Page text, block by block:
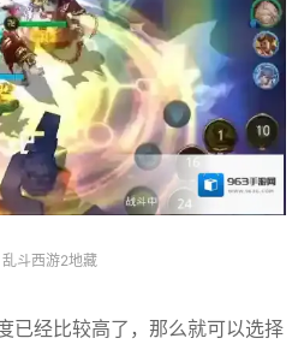
乱斗西游2地藏
已经比较高了，那么就可以选择